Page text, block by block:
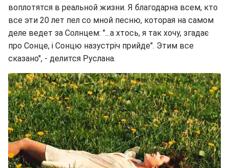
воплотятся в реальной жизни. Я благодарна всем, кто
все эти 20 лет пел со мной песню, которая на самом
деле ведет за Солнцем: "...а хтось, я так хочу, згадає
про Сонце, і Сонцю назустріч прийде". Этим все
сказано", - делится Руслана.